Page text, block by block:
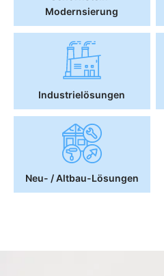
Modernsierung
Industrielösungen
Neu- / Altbau-Lösungen